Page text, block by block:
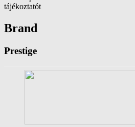
tájékoztatót
Brand
Prestige